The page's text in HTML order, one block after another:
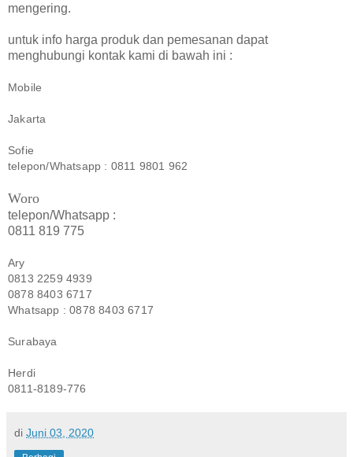
mengering.
untuk info harga produk dan pemesanan dapat
menghubungi kontak kami di bawah ini :
Mobile
Jakarta
Sofie
telepon/Whatsapp : 0811 9801 962
Woro
telepon/Whatsapp :
0811 819 775
Ary
0813 2259 4939
0878 8403 6717
Whatsapp : 0878 8403 6717
Surabaya
Herdi
0811-8189-776
di Juni 03, 2020